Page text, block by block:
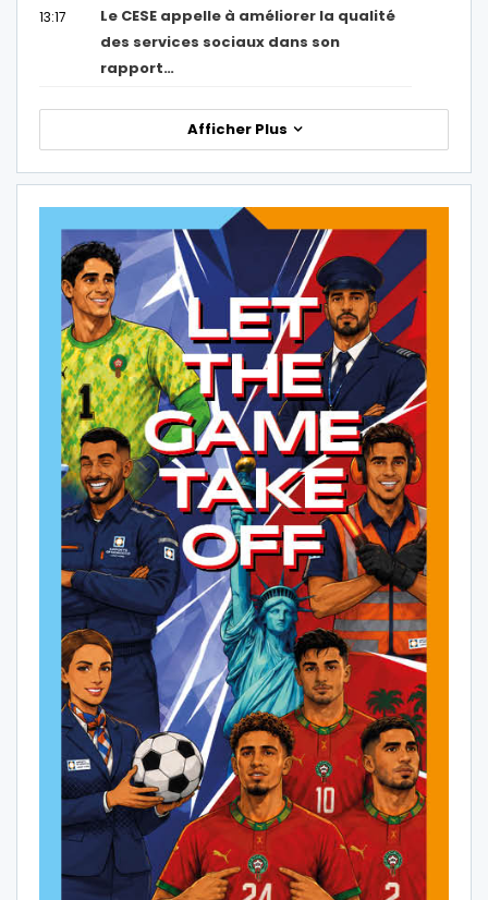
13:17
Le CESE appelle à améliorer la qualité
des services sociaux dans son
rapport…
Afficher Plus